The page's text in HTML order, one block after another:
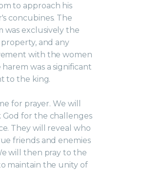
to approach his
concubines. The
was exclusively the
property, and any
with the women
was a significant
to the king.
for prayer. We will
for the challenges
They will reveal who
friends and enemies
will then pray to the
maintain the unity of